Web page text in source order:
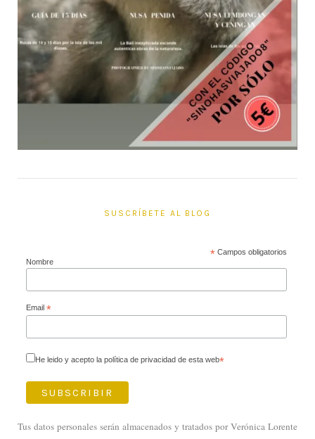
SUSCRÍBETE AL BLOG
*Campos obligatorios
Nombre
Email *
He leido y acepto la política de privacidad de esta web*
Tus datos personales serán almacenados y tratados por Verónica Lorente